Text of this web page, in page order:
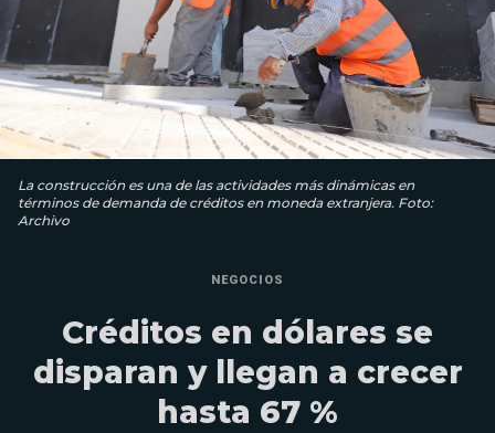
La construcción es una de las actividades más dinámicas en
términos de demanda de créditos en moneda extranjera. Foto:
Archivo
NEGOCIOS
Créditos en dólares se
disparan y llegan a crecer
hasta 67 %